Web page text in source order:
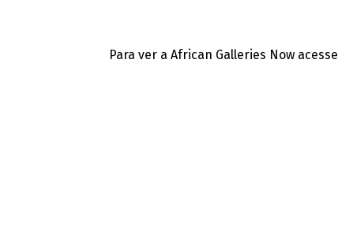
Para ver a African Galleries Now acesse